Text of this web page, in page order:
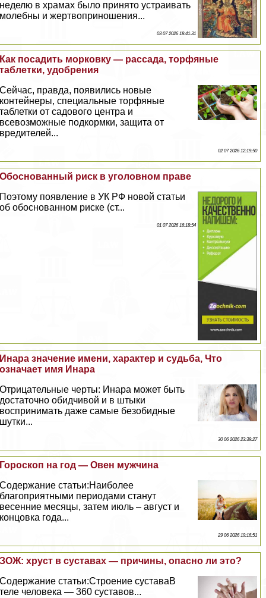
неделю в храмах было принято устраивать
молебны и жертвоприношения...
03 07 2026 18:41:31
Как посадить морковку — рассада, торфяные
таблетки, удобрения
Сейчас, правда, появились новые
контейнеры, специальные торфяные
таблетки от садового центра и
всевозможные подкормки, защита от
вредителей...
02 07 2026 12:19:50
Обоснованный риск в уголовном праве
Поэтому появление в УК РФ новой статьи
об обоснованном риске (ст...
01 07 2026 16:18:54
Инара значение имени, хаpaктер и судьба, Что
означает имя Инара
Отрицательные черты: Инара может быть
достаточно обидчивой и в штыки
воспринимать даже самые безобидные
шутки...
30 06 2026 23:39:27
Гороскоп на год — Овен мужчина
Содержание статьи:Наиболее
благоприятными периодами станут
весенние месяцы, затем июль – август и
концовка года...
29 06 2026 19:16:51
ЗОЖ: хруст в суставах — причины, опасно ли это?
Содержание статьи:Строение суставаВ
теле человека — 360 суставов...